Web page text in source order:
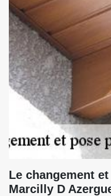
Le changement
Marcilly D